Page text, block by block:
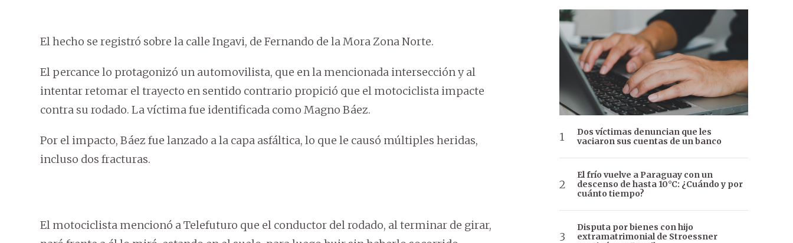
El hecho se registró sobre la calle Ingavi, de Fernando de la Mora Zona Norte.
El percance lo protagonizó un automovilista, que en la mencionada intersección y al
intentar retomar el trayecto en sentido contrario propició que el motociclista impacte
contra su rodado. La víctima fue identificada como Magno Báez.
Por el impacto, Báez fue lanzado a la capa asfáltica, lo que le causó múltiples heridas,
incluso dos fracturas.
El motociclista mencionó a Telefuturo que el conductor del rodado, al terminar de girar,
Dos víctimas denuncian que les
vaciaron sus cuentas de un banco
El frío vuelve a Paraguay con un
descenso de hasta 10°C: ¿Cuándo y por
cuánto tiempo?
Disputa por bienes con hijo
extramatrimonial de Stroessner